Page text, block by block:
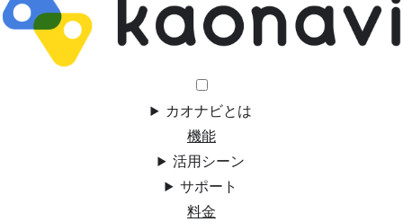
カオナビとは
機能
活用シーン
サポート
料金